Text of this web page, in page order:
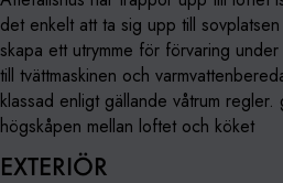
det enkelt att ta sig upp till
skapa ett utrymme för förvaring
till tvättmaskinen och
klassad enligt gällande våtrum
högskåpen mellan loftet och köket
EXTERIÖR